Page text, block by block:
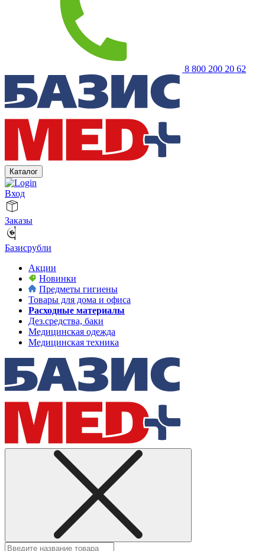
8 800 200 20 62
Каталог
Вход
Заказы
Базисрубли
Акции
Новинки
Предметы гигиены
Товары для дома и офиса
Расходные материалы
Дез.средства, баки
Медицинская одежда
Медицинская техника